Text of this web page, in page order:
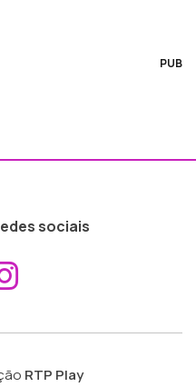
PUB
sociais
ao
RTP Play